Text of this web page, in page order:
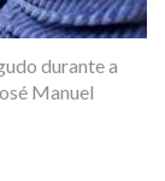
durante a
Manuel